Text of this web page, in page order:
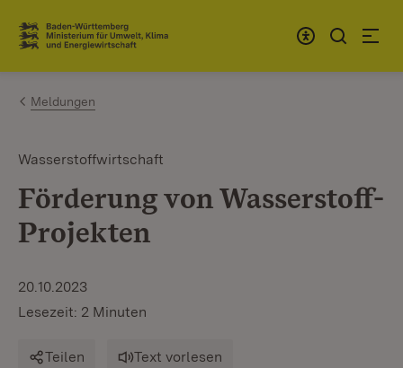
Zum Inhalt springen
Link zur Startseite
Meldungen
Wasserstoffwirtschaft
Förderung von Wasserstoff-
Projekten
20.10.2023
Lesezeit: 2 Minuten
Teilen Text vorlesen